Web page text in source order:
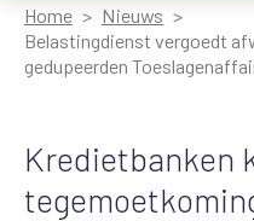
Home
Nieuws
Belastingdienst vergoedt
gedupeerden
Kredietbanken